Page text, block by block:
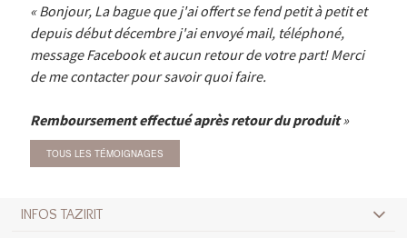
Bonjour, La bague que j'ai offert se fend petit à petit et
depuis début décembre j'ai envoyé mail, téléphoné,
message Facebook et aucun retour de votre part! Merci
de me contacter pour savoir quoi faire.
Remboursement effectué après retour du produit
TOUS LES TÉMOIGNAGES
INFOS TAZIRIT